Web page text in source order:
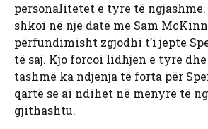
personalitetet e tyre të ngjashme.
shkoi në një datë me Sam
përfundimisht zgjodhi t’i jepte
të saj. Kjo forcoi lidhjen e tyre
tashmë ka ndjenja të forta për
qartë se ai ndihet në mënyrë të
gjithashtu.